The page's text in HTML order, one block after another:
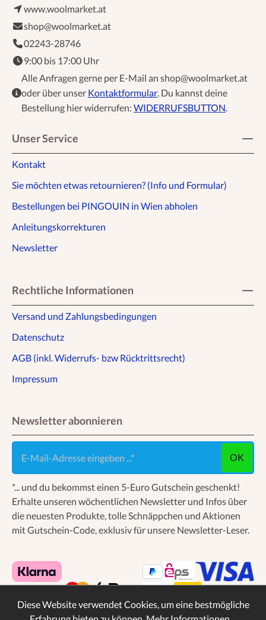
www.woolmarket.at
shop@woolmarket.at
02243-28746
9:00 bis 17:00 Uhr
Alle Anfragen gerne per E-Mail an shop@woolmarket.at
oder über unser Kontaktformular . Du kannst deine
Bestellung hier widerrufen: WIDERRUFSBUTTON
Unser Service
Kontakt
Sie möchten etwas retournieren? (Info und Formular)
Bestellungen bei PINGOUIN in Wien abholen
Anleitungskorrekturen
Newsletter
Rechtliche Informationen
Versand und Zahlungsbedingungen
Datenschutz
AGB (inkl. Widerrufs- bzw Rücktrittsrecht)
Impressum
Newsletter abonnieren
E-Mail-Adresse eingeben ...
OK
*... und du bekommst einen 5-Euro Gutschein geschenkt!
Erhalte unseren wöchentlichen Newsletter und Infos über
die neuesten Produkte, tolle Schnäppchen und Aktionen
mit Gutschein-Code, exklusiv für unsere Newsletter-Leser.
Diese Website verwendet Cookies, um eine bestmögliche